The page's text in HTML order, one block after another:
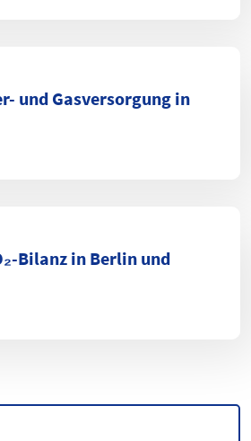
und Gasversorgung in
Bilanz in Berlin und